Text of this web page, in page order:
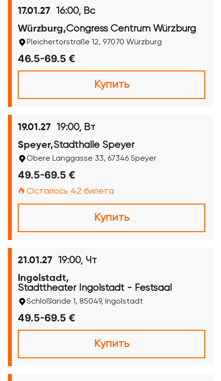
17.01.27 16:00, Вс
Würzburg,Congress Centrum Würzburg
Pleichertorstraße 12, 97070 Würzburg
46.5-69.5 €
Купить
19.01.27 19:00, Вт
Speyer,Stadthalle Speyer
Obere Langgasse 33, 67346 Speyer
49.5-69.5 €
Осталось 42 билета
Купить
21.01.27 19:00, Чт
Ingolstadt,
Stadttheater Ingolstadt - Festsaal
Schloßlände 1, 85049, Ingolstadt
49.5-69.5 €
Купить